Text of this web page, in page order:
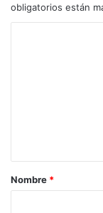
obligatorios están
Nombre *